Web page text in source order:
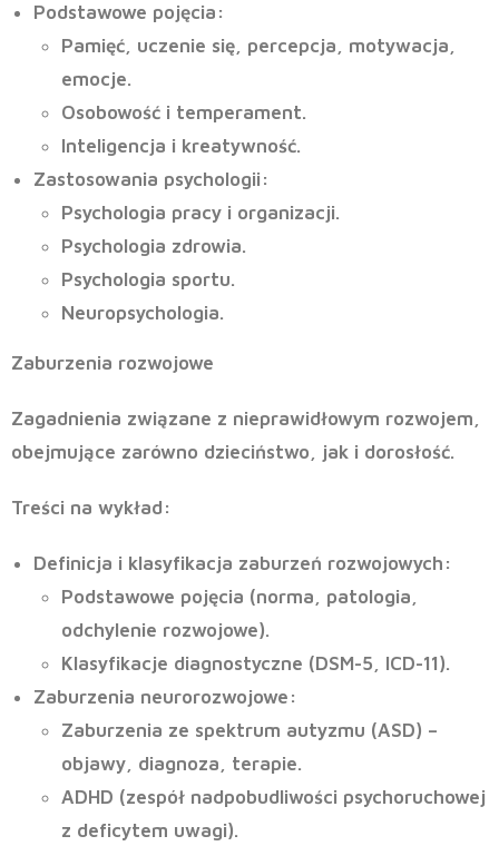
Podstawowe pojęcia :
Pamięć, uczenie się, percepcja, motywacja,
emocje.
Osobowość i temperament.
Inteligencja i kreatywność.
Zastosowania psychologii :
Psychologia pracy i organizacji.
Psychologia zdrowia.
Psychologia sportu.
Neuropsychologia.
Zaburzenia rozwojowe
Zagadnienia związane z nieprawidłowym rozwojem,
obejmujące zarówno dzieciństwo, jak i dorosłość.
Treści na wykład:
Definicja i klasyfikacja zaburzeń rozwojowych :
Podstawowe pojęcia (norma, patologia,
odchylenie rozwojowe).
Klasyfikacje diagnostyczne (DSM-5, ICD-11).
Zaburzenia neurorozwojowe :
Zaburzenia ze spektrum autyzmu (ASD) –
objawy, diagnoza, terapie.
ADHD (zespół nadpobudliwości psychoruchowej
z deficytem uwagi).